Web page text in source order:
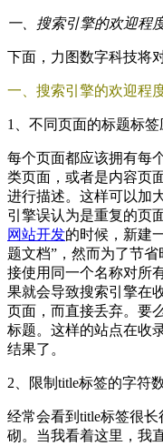
一、搜索引擎的欢迎程
下面，力图数字科技将
一、搜索引擎的欢迎程
1、不同页面的标题标签
每个页面都应该拥有每
类页面，或者是内容页
进行描述。这样可以加
引擎误认为是重复的页
网站开发的时候，新建
题文档”，然而为了节
接使用同一个名称对所
果就会导致搜索引擎在
页面，而直接丢弃。要
标题。这样的站点在收
结果了。
2、限制title标签的字符
经常会看到title标签很
砌。当我看着这里，我